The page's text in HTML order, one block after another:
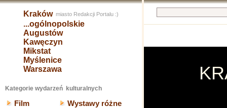
Kraków miasto Redakcji Portalu :)
...ogólnopolskie
Augustów
Kawęczyn
Mikstat
Myślenice
Warszawa
Kategorie wydarzeń kulturalnych
Film
Wystawy różne